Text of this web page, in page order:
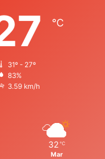
℃
31º - 27º
83%
3.59 km/h
32 ℃
Mar